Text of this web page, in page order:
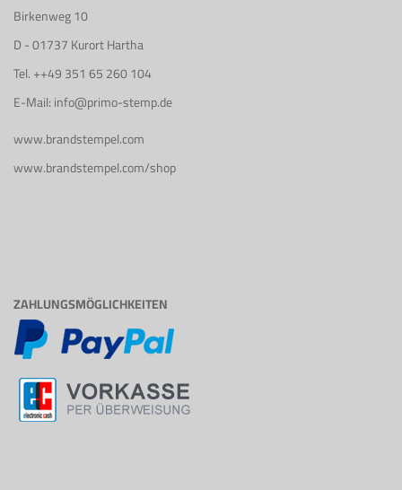
Birkenweg 10
D - 01737 Kurort Hartha
Tel. ++49 351 65 260 104
E-Mail: info@primo-stemp.de
www.brandstempel.com
www.brandstempel.com/shop
ZAHLUNGSMÖGLICHKEITEN